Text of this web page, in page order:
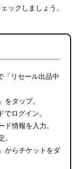
ックしましょう。
リセール出品中
タップ。
ログイン。
情報を入力。
からチケットをダ